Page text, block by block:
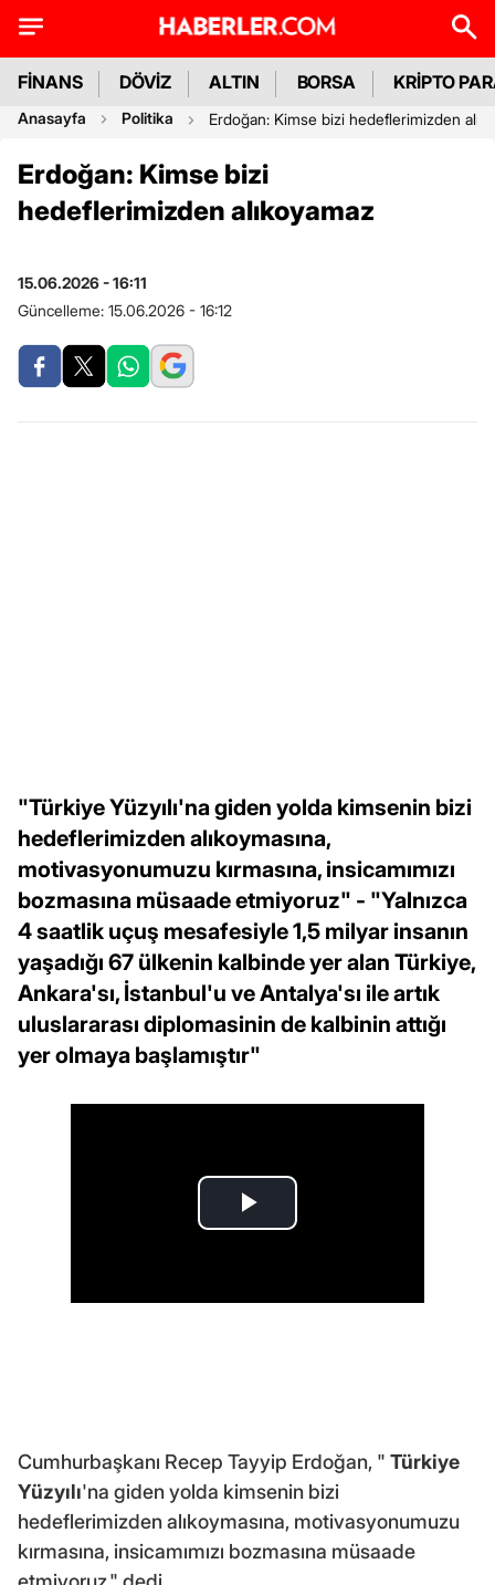
FİNANS DÖVİZ ALTIN BORSA KRİPTO
Anasayfa Politika Erdoğan: Kimse bizi hedeflerimizden
Erdoğan: Kimse bizi
hedeflerimizden alıkoyamaz
15.06.2026 - 16:11
Güncelleme: 15.06.2026 - 16:12
"Türkiye Yüzyılı'na giden yolda kimsenin bizi
hedeflerimizden alıkoymasına,
motivasyonumuzu kırmasına, insicamımızı
bozmasına müsaade etmiyoruz" - "Yalnızca
4 saatlik uçuş mesafesiyle 1,5 milyar insanın
yaşadığı 67 ülkenin kalbinde yer alan Türkiye,
Ankara'sı, İstanbul'u ve Antalya'sı ile artık
uluslararası diplomasinin de kalbinin attığı
yer olmaya başlamıştır"
Cumhurbaşkanı Recep Tayyip Erdoğan, " Türkiye
Yüzyılı'na giden yolda kimsenin bizi
hedeflerimizden alıkoymasına, motivasyonumuzu
kırmasına, insicamımızı bozmasına müsaade